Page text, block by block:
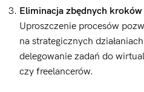
Eliminacja zbędnych kroków
Uproszczenie procesów
na strategicznych
delegowanie zadań do
czy freelancerów.